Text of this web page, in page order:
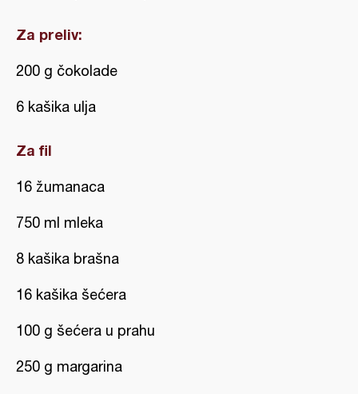
Za preliv:
200 g čokolade
6 kašika ulja
Za fil
16 žumanaca
750 ml mleka
8 kašika brašna
16 kašika šećera
100 g šećera u prahu
250 g margarina